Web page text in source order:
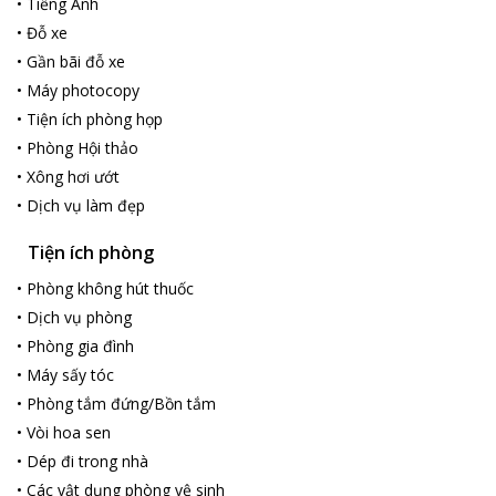
• Đỗ xe
• Gần bãi đỗ xe
• Máy photocopy
• Tiện ích phòng họp
• Phòng Hội thảo
• Xông hơi ướt
• Dịch vụ làm đẹp
Tiện ích phòng
• Phòng không hút thuốc
• Dịch vụ phòng
• Phòng gia đình
• Máy sấy tóc
• Phòng tắm đứng/Bồn tắm
• Vòi hoa sen
• Dép đi trong nhà
• Các vật dụng phòng vệ sinh